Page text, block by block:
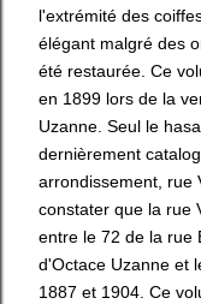
l'extrémité des
élégant malgré des
été restaurée. Ce
en 1899 lors de la
Uzanne. Seul le
dernièrement
arrondissement, rue
constater que la rue
entre le 72 de la rue
d'Octace Uzanne et
1887 et 1904. Ce